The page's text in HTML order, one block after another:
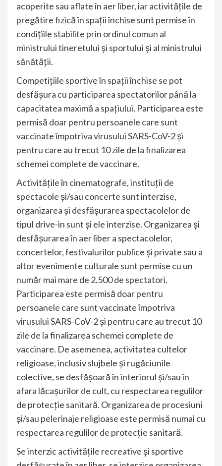
acoperite sau aflate în aer liber, iar activităţile de
pregătire fizică în spaţii închise sunt permise în
condiţiile stabilite prin ordinul comun al
ministrului tineretului şi sportului şi al ministrului
sănătăţii.
Competiţiile sportive în spații închise se pot
desfăşura cu participarea spectatorilor până la
capacitatea maximă a spaţiului. Participarea este
permisă doar pentru persoanele care sunt
vaccinate împotriva virusului SARS-CoV-2 şi
pentru care au trecut 10 zile de la finalizarea
schemei complete de vaccinare.
Activitățile în cinematografe, instituții de
spectacole și/sau concerte sunt interzise,
organizarea și desfășurarea spectacolelor de
tipul drive-in sunt și ele interzise. Organizarea şi
desfăşurarea în aer liber a spectacolelor,
concertelor, festivalurilor publice şi private sau a
altor evenimente culturale sunt permise cu un
număr mai mare de 2.500 de spectatori.
Participarea este permisă doar pentru
persoanele care sunt vaccinate împotriva
virusului SARS-CoV-2 şi pentru care au trecut 10
zile de la finalizarea schemei complete de
vaccinare. De asemenea, activitatea cultelor
religioase, inclusiv slujbele şi rugăciunile
colective, se desfăşoară în interiorul şi/sau în
afara lăcaşurilor de cult, cu respectarea regulilor
de protecţie sanitară. Organizarea de procesiuni
şi/sau pelerinaje religioase este permisă numai cu
respectarea regulilor de protecţie sanitară.
Se interzic activitățile recreative și sportive